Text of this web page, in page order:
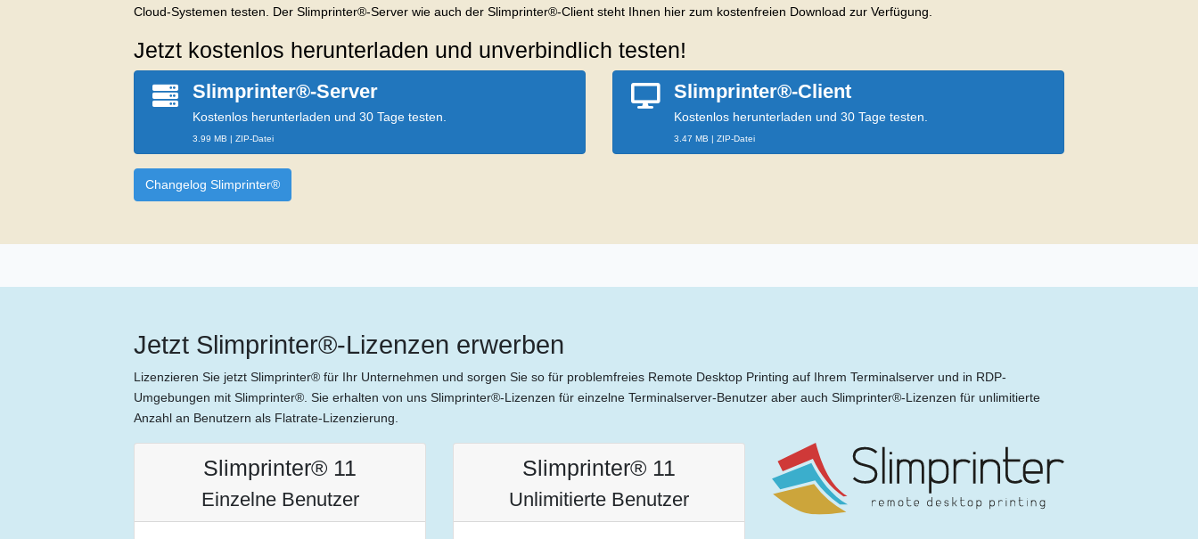
Cloud-Systemen testen. Der Slimprinter®-Server wie auch der Slimprinter®-Client steht Ihnen hier zum kostenfreien Download zur Verfügung.
Jetzt kostenlos herunterladen und unverbindlich testen!
Slimprinter®-Server
Kostenlos herunterladen und 30 Tage testen.
3.99 MB | ZIP-Datei
Slimprinter®-Client
Kostenlos herunterladen und 30 Tage testen.
3.47 MB | ZIP-Datei
Changelog Slimprinter®
Jetzt Slimprinter®-Lizenzen erwerben
Lizenzieren Sie jetzt Slimprinter® für Ihr Unternehmen und sorgen Sie so für problemfreies Remote Desktop Printing auf Ihrem Terminalserver und in RDP-
Umgebungen mit Slimprinter®. Sie erhalten von uns Slimprinter®-Lizenzen für einzelne Terminalserver-Benutzer aber auch Slimprinter®-Lizenzen für unlimitierte
Anzahl an Benutzern als Flatrate-Lizenzierung.
Slimprinter® 11
Einzelne Benutzer
Slimprinter® 11
Unlimitierte Benutzer